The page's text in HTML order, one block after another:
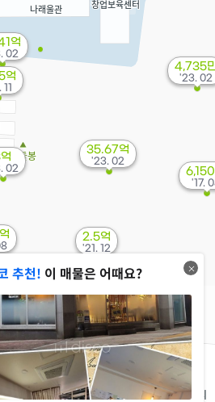
4,735
'23. 02
35.67억
'23. 02
02
억
02
억
2.5억
'21. 12
'17.
추천! 이 매물은 어때요?